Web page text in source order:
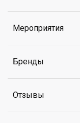
Мероприятия
Бренды
Отзывы